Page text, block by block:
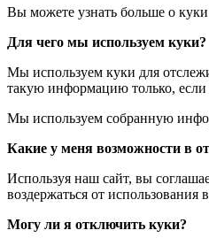
Вы можете узнать больше о
Для чего мы используем куки?
Мы используем куки для
такую информацию только,
Мы используем собранную
Какие у меня возможности в
Используя наш сайт, вы
воздержаться от
Могу ли я отключить куки?